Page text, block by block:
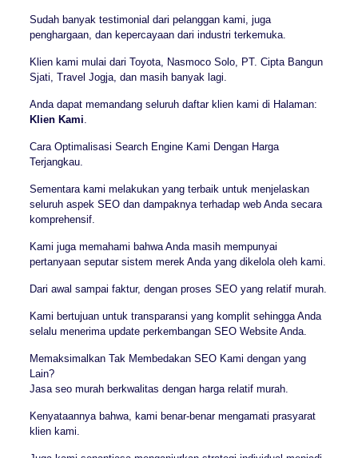
Sudah banyak testimonial dari pelanggan kami, juga
penghargaan, dan kepercayaan dari industri terkemuka.
Klien kami mulai dari Toyota, Nasmoco Solo, PT. Cipta Bangun
Sjati, Travel Jogja, dan masih banyak lagi.
Anda dapat memandang seluruh daftar klien kami di Halaman:
Klien Kami
Cara Optimalisasi Search Engine Kami Dengan Harga
Terjangkau.
Sementara kami melakukan yang terbaik untuk menjelaskan
seluruh aspek SEO dan dampaknya terhadap web Anda secara
komprehensif.
Kami juga memahami bahwa Anda masih mempunyai
pertanyaan seputar sistem merek Anda yang dikelola oleh kami.
Dari awal sampai faktur, dengan proses SEO yang relatif murah.
Kami bertujuan untuk transparansi yang komplit sehingga Anda
selalu menerima update perkembangan SEO Website Anda.
Memaksimalkan Tak Membedakan SEO Kami dengan yang
Lain?
Jasa seo murah berkwalitas dengan harga relatif murah.
Kenyataannya bahwa, kami benar-benar mengamati prasyarat
klien kami.